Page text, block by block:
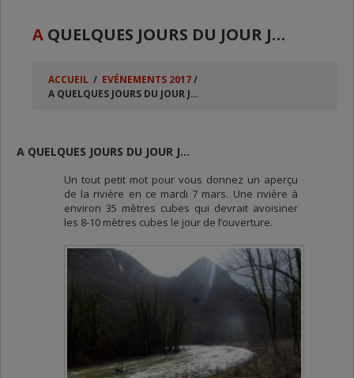
A QUELQUES JOURS DU JOUR J…
ACCUEIL / EVÉNEMENTS 2017/
A QUELQUES JOURS DU JOUR J…
A QUELQUES JOURS DU JOUR J…
Un tout petit mot pour vous donnez un aperçu
de la rivière en ce mardi 7 mars. Une rivière à
environ 35 mètres cubes qui devrait avoisiner
les 8-10 mètres cubes le jour de l’ouverture.